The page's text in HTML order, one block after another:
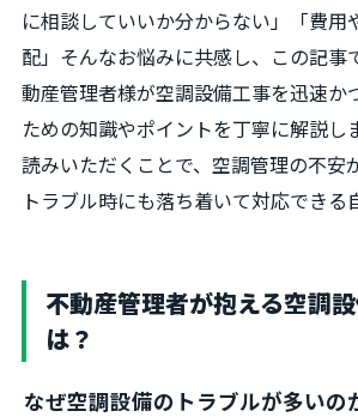
に相談していいか分からない」「費用
配」そんなお悩みに共感し、この記事
動産管理者様が空調設備工事を迅速か
ための知識やポイントを丁寧に解説し
読みいただくことで、空調管理の不安
トラブル時にも落ち着いて対応できる
不動産管理者が抱える空調
は？
なぜ空調設備のトラブルが多いの